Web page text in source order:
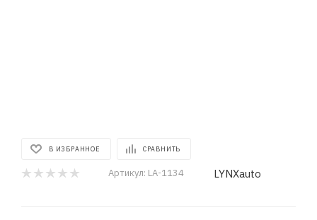
В ИЗБРАННОЕ СРАВНИТЬ
Артикул: LA-1134 LYNXauto